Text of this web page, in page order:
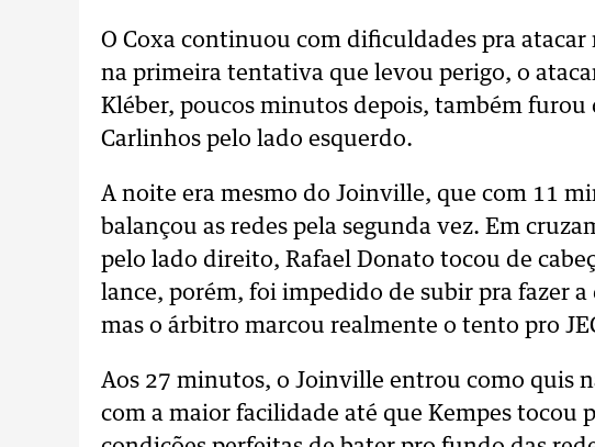
O Coxa continuou com dificuldades pra
na primeira tentativa que levou perigo, o
Kléber, poucos minutos depois, também
Carlinhos pelo lado esquerdo.
A noite era mesmo do Joinville, que com 11
balançou as redes pela segunda vez. Em
pelo lado direito, Rafael Donato tocou de
lance, porém, foi impedido de subir pra fazer a
mas o árbitro marcou realmente o tento pro
Aos 27 minutos, o Joinville entrou como quis
com a maior facilidade até que Kempes tocou